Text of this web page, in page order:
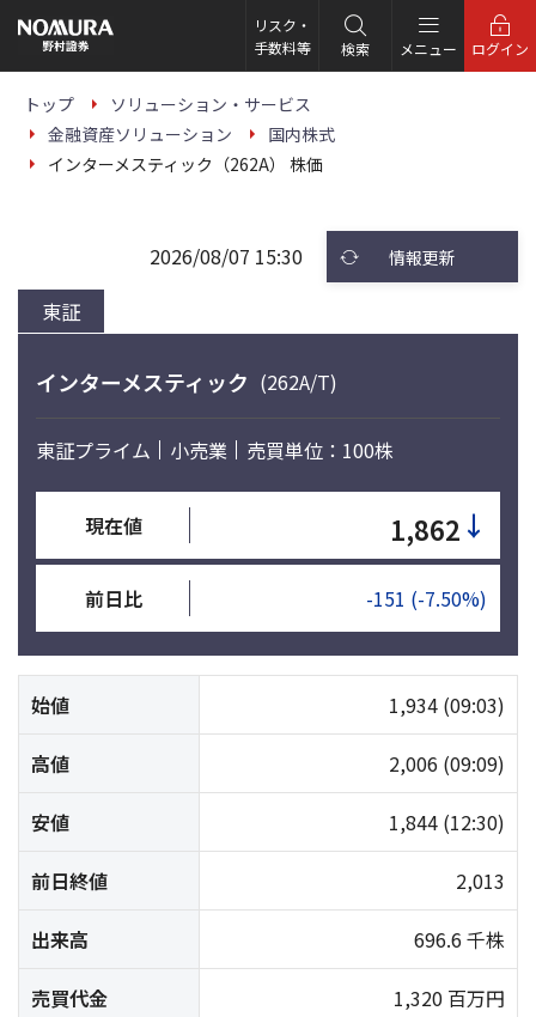
の
ー
リスク・
手数料等
検索 メニュー ログイン
トップ
ソリューション・サービス
金融資産ソリューション
国内株式
インターメスティック（262A） 株価
東証
2026/08/07 15:30 情報更新
インターメスティック (262A/T)
東証プライム 小売業 売買単位：100株
現在値 1,862 ↓
前日比 -151 (-7.50%)
始値 1,934 (09:03)
高値 2,006 (09:09)
安値 1,844 (12:30)
前日終値 2,013
出来高 696.6 千株
売買代金 1,320 百万円